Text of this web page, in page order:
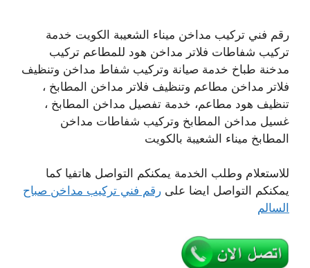
رقم فني تركيب مداخن ميناء الشعيبة الكويت خدمة
تركيب شفاطات فلاتر مداخن هود للمطاعم تركيب
مدخنة طباخ خدمة صيانة وتركيب شفاط مداخن وتنظيف
فلاتر مداخن مطاعم وتنظيف فلاتر مداخن المطابخ ،
تنظيف هود مطاعم، خدمة تفصيل مداخن المطابخ ،
غسيل مداخن المطابخ وتركيب شفاطات مداخن
المطابخ ميناء الشعيبة بالكويت
للاستعلام وطلب الخدمة يمكنكم التواصل هاتفيا كما
يمكنكم التواصل ايضا على رقم فني تركيب مداخن صباح
السالم